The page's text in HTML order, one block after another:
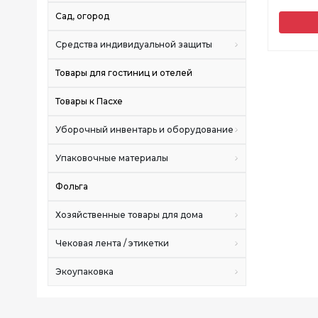
Сад, огород
Средства индивидуальной защиты
Товары для гостиниц и отелей
Товары к Пасхе
Уборочный инвентарь и оборудование
Упаковочные материалы
Фольга
Хозяйственные товары для дома
Чековая лента / этикетки
Экоупаковка